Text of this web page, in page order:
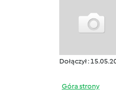
Dołączył :
Góra strony